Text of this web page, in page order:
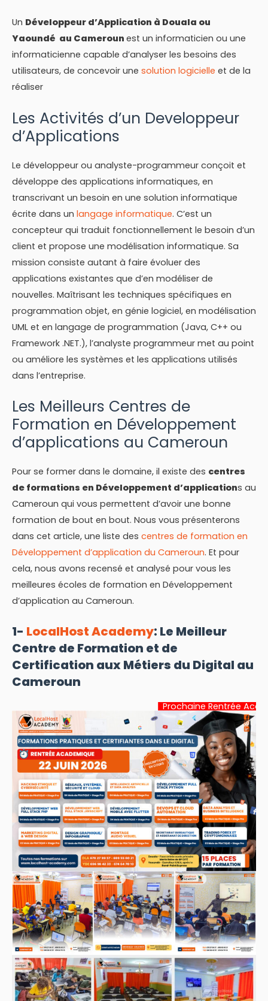
Un Développeur d’Application à Douala ou
Yaoundé au Cameroun est un informaticien ou une
informaticienne capable d’analyser les besoins des
utilisateurs, de concevoir une solution logicielle et de la
réaliser
Les Activités d’un Developpeur
d’Applications
Le développeur ou analyste-programmeur conçoit et
développe des applications informatiques, en
transcrivant un besoin en une solution informatique
écrite dans un langage informatique. C’est un
concepteur qui traduit fonctionnellement le besoin d’un
client et propose une modélisation informatique. Sa
mission consiste autant à faire évoluer des
applications existantes que d’en modéliser de
nouvelles. Maîtrisant les techniques spécifiques en
programmation objet, en génie logiciel, en modélisation
UML et en langage de programmation (Java, C++ ou
Framework .NET.), l’analyste programmeur met au point
ou améliore les systèmes et les applications utilisés
dans l’entreprise.
Les Meilleurs Centres de
Formation en Développement
d’applications au Cameroun
Pour se former dans le domaine, il existe des centres
de formations en Développement d’applications au
Cameroun qui vous permettent d’avoir une bonne
formation de bout en bout. Nous vous présenterons
dans cet article, une liste des centres de formation en
Développement d’application du Cameroun. Et pour
cela, nous avons recensé et analysé pour vous les
meilleures écoles de formation en Développement
d’application au Cameroun.
1- LocalHost Academy: Le Meilleur
Centre de Formation et de
Certification aux Métiers du Digital au
Cameroun
Prochaine Rentrée Académique: